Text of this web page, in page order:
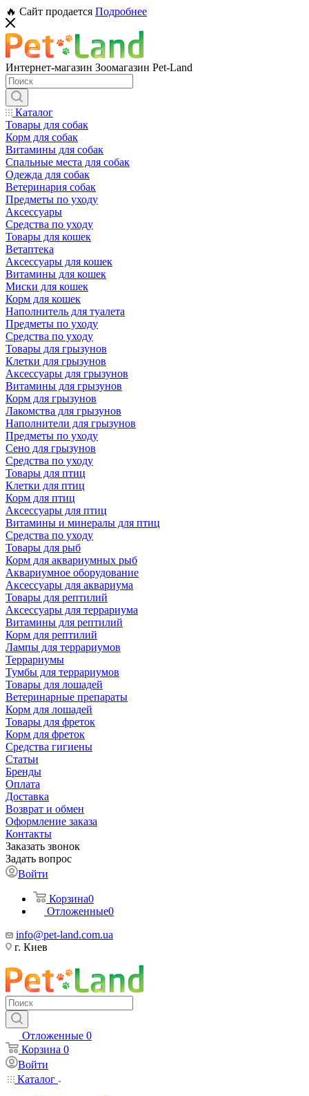
🔥 Сайт продается Подробнее
Интернет-магазин Зоомагазин Pet-Land
Каталог
Товары для собак
Корм для собак
Витамины для собак
Спальные места для собак
Одежда для собак
Ветеринария собак
Предметы по уходу
Аксессуары
Средства по уходу
Товары для кошек
Ветаптека
Аксессуары для кошек
Витамины для кошек
Миски для кошек
Корм для кошек
Наполнитель для туалета
Предметы по уходу
Средства по уходу
Товары для грызунов
Клетки для грызунов
Аксессуары для грызунов
Витамины для грызунов
Корм для грызунов
Лакомства для грызунов
Наполнители для грызунов
Предметы по уходу
Сено для грызунов
Средства по уходу
Товары для птиц
Клетки для птиц
Корм для птиц
Аксессуары для птиц
Витамины и минералы для птиц
Средства по уходу
Товары для рыб
Корм для аквариумных рыб
Аквариумное оборудование
Аксессуары для аквариума
Товары для рептилий
Аксессуары для террариума
Витамины для рептилий
Корм для рептилий
Лампы для террариумов
Террариумы
Тумбы для террариумов
Товары для лошадей
Ветеринарные препараты
Корм для лошадей
Товары для фреток
Корм для фреток
Средства гигиены
Статьи
Бренды
Оплата
Доставка
Возврат и обмен
Оформление заказа
Контакты
Заказать звонок
Задать вопрос
Войти
Корзина0
Отложенные0
info@pet-land.com.ua
г. Киев
Отложенные 0
Корзина 0
Войти
Каталог